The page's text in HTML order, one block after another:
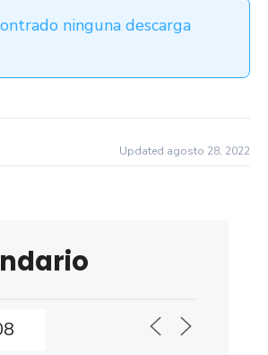
ninguna descarga
Updated agosto 28, 2022